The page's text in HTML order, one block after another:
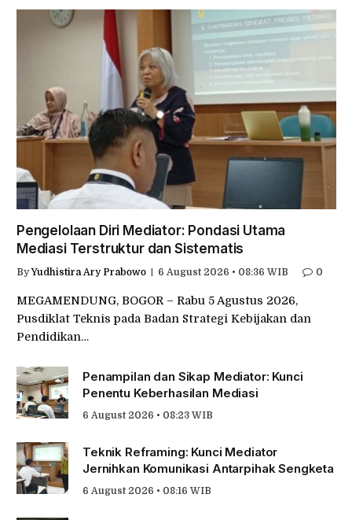
Pengelolaan Diri Mediator: Pondasi Utama
Mediasi Terstruktur dan Sistematis
By Yudhistira Ary Prabowo 6 August 2026 • 08:36 WIB 0
MEGAMENDUNG, BOGOR – Rabu 5 Agustus 2026,
Pusdiklat Teknis pada Badan Strategi Kebijakan dan
Pendidikan…
Penampilan dan Sikap Mediator: Kunci
Penentu Keberhasilan Mediasi
6 August 2026 • 08:23 WIB
Teknik Reframing: Kunci Mediator
Jernihkan Komunikasi Antarpihak Sengketa
6 August 2026 • 08:16 WIB